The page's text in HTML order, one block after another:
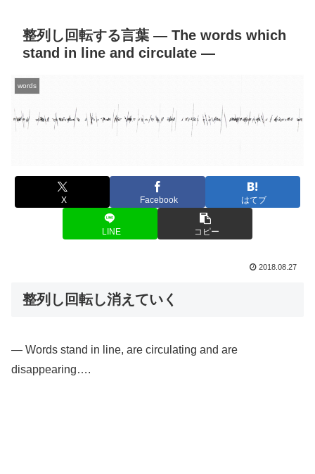
整列し回転する言葉 — The words which
stand in line and circulate —
words
X Facebook はてブ
LINE コピー
2018.08.27
整列し回転し消えていく
— Words stand in line, are circulating and are
disappearing….